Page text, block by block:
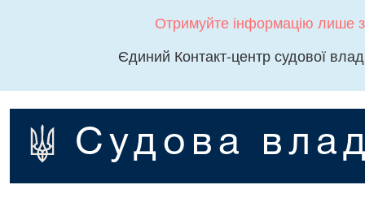
Отримуйте інформацію лише
Єдиний Контакт-центр судової
Судова